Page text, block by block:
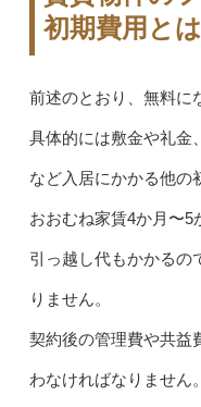
初期費用とは
前述のとおり、無料に
具体的には敷金や礼金
など入居にかかる他の
おおむね家賃4か月〜5
引っ越し代もかかるの
りません。
契約後の管理費や共益
わなければなりません。